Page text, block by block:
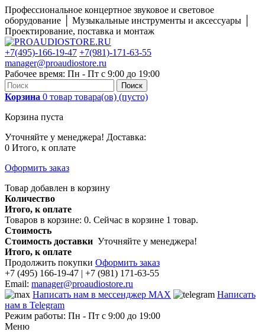
Профессиональное концертное звуковое и световое
оборудование │ Музыкальные инструменты и аксессуары │
Проектирование, поставка и монтаж
+7(495)-166-19-47 +7(981)-171-63-55
manager@proaudiostore.ru
Рабочее время: Пн - Пт с 9:00 до 19:00
Поиск
Корзина 0 товар товара(ов) (пусто)
Корзина пуста
Уточняйте у менеджера! Доставка:
0 Итого, к оплате
Оформить заказ
Товар добавлен в корзину
Количество
Итого, к оплате
Товаров в корзине: 0. Сейчас в корзине 1 товар.
Стоимость
Стоимость доставки Уточняйте у менеджера!
Итого, к оплате
Продолжить покупки Оформить заказ
+7 (495) 166-19-47 | +7 (981) 171-63-55
Email: manager@proaudiostore.ru
Написать нам в мессенджер MAX
Написать
нам в Telegram
Режим работы: Пн - Пт с 9:00 до 19:00
Меню